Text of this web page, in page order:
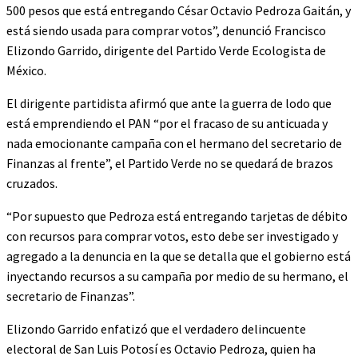
500 pesos que está entregando César Octavio Pedroza Gaitán, y
está siendo usada para comprar votos”, denunció Francisco
Elizondo Garrido, dirigente del Partido Verde Ecologista de
México.
El dirigente partidista afirmó que ante la guerra de lodo que
está emprendiendo el PAN “por el fracaso de su anticuada y
nada emocionante campaña con el hermano del secretario de
Finanzas al frente”, el Partido Verde no se quedará de brazos
cruzados.
“Por supuesto que Pedroza está entregando tarjetas de débito
con recursos para comprar votos, esto debe ser investigado y
agregado a la denuncia en la que se detalla que el gobierno está
inyectando recursos a su campaña por medio de su hermano, el
secretario de Finanzas”.
Elizondo Garrido enfatizó que el verdadero delincuente
electoral de San Luis Potosí es Octavio Pedroza, quien ha